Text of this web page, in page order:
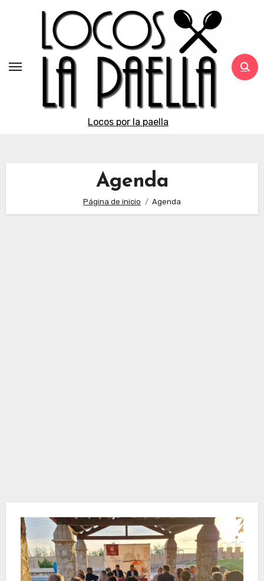
Locos por la paella
Agenda
Página de inicio Agenda